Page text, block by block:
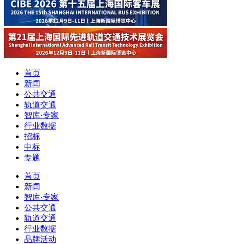
首页
新闻
公共交通
轨道交通
智库·专家
行业数据
招标
中标
专题
首页
新闻
智库·专家
公共交通
轨道交通
行业数据
品牌活动